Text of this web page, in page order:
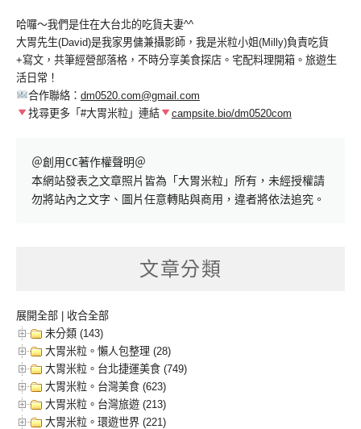
哈囉～我們是住在大台北的吃貨夫妻^^
大胃先生(David)是我家男傭兼攝影師，我是米粒小姐(Milly)負責吃貨
+寫文，共筆經營部落格，不時分享美食探店。宅配料理開箱。旅遊生
活日常！
合作聯絡： dm0520.com@gmail.com
找尋更多「#大胃米粒」連結
campsite.bio/dm0520com
＠創用CC著作權聲明＠
本網站發表之文章照片皆為「大胃米粒」所有，未經授權請
勿將站內之文字、圖片任意轉貼與商用，違者將依法追究。
文章分類
展開全部 | 收合全部
未分類 (143)
大胃米粒。懶人包整理 (28)
大胃米粒。台北捷運美食 (749)
大胃米粒。台灣美食 (623)
大胃米粒。台灣旅遊 (213)
大胃米粒。環遊世界 (221)